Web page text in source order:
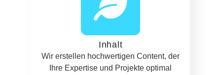
Inhalt
Wir erstellen hochwertigen Content, der
Ihre Expertise und Projekte optimal